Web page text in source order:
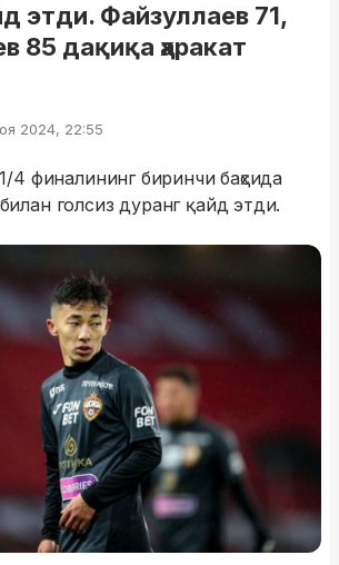
этди. Файзуллаев 71,
85 дақиқа ҳаракат
2024, 22:55
4 финалининг биринчи баҳсида
голсиз дуранг қайд этди.